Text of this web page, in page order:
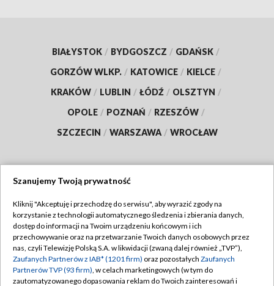
BIAŁYSTOK / BYDGOSZCZ / GDAŃSK /
GORZÓW WLKP. / KATOWICE / KIELCE /
KRAKÓW / LUBLIN / ŁÓDŹ / OLSZTYN /
OPOLE / POZNAŃ / RZESZÓW /
SZCZECIN / WARSZAWA / WROCŁAW
TVP
Abonament TVP
Emisja w TVP
Centrum informacji TVP
Regulamin TVP
Polityka prywatności
Moje zgody
Szanujemy Twoją prywatność
Kliknij "Akceptuję i przechodzę do serwisu", aby wyrazić zgody na
korzystanie z technologii automatycznego śledzenia i zbierania danych,
dostęp do informacji na Twoim urządzeniu końcowym i ich
przechowywanie oraz na przetwarzanie Twoich danych osobowych przez
nas, czyli Telewizję Polską S.A. w likwidacji (zwaną dalej również „TVP”),
Zaufanych Partnerów z IAB* (1201 firm) oraz pozostałych Zaufanych
Partnerów TVP (93 firm), w celach marketingowych (w tym do
zautomatyzowanego dopasowania reklam do Twoich zainteresowań i